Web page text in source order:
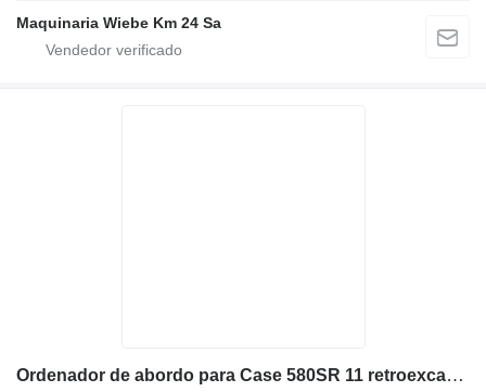
Maquinaria Wiebe Km 24 Sa
Ordenador de abordo para Case 580SR 11 retroexcavadora